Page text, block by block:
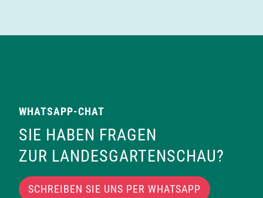
WHATSAPP-CHAT
SIE HABEN FRAGEN
ZUR LANDESGARTENSCHAU?
SCHREIBEN SIE UNS PER WHATSAPP